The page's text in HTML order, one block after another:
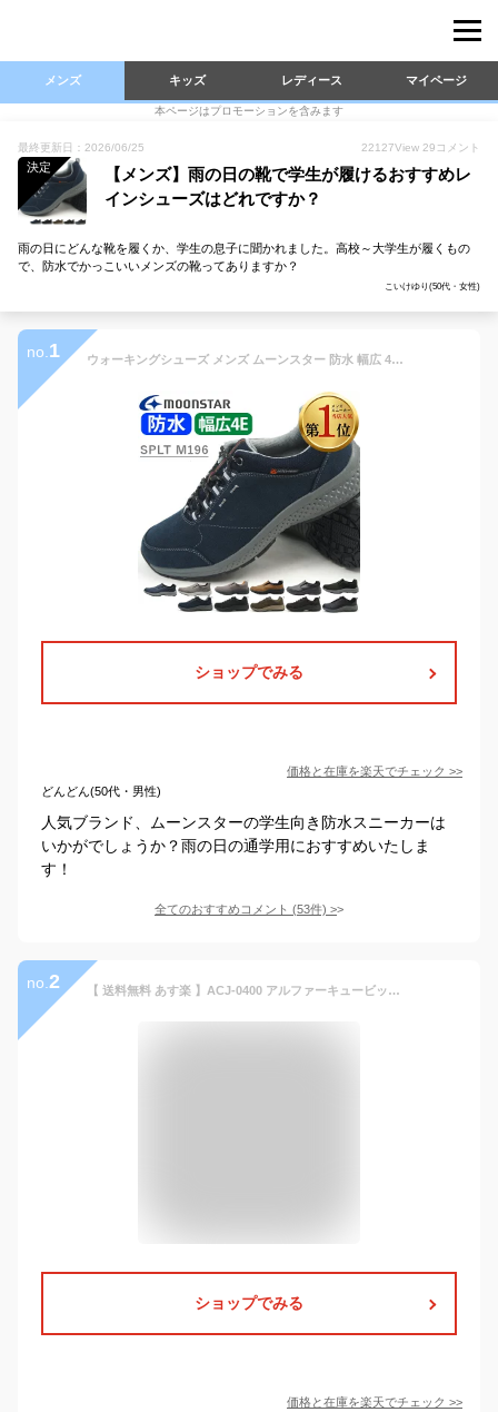
メンズ キッズ レディース マイページ
本ページはプロモーションを含みます
最終更新日：2026/06/25 22127View 29 コメント
決定
【メンズ】雨の日の靴で学生が履けるおすすめレ
インシューズはどれですか？
雨の日にどんな靴を履くか、学生の息子に聞かれました。高校～大学生が履くもの
で、防水でかっこいいメンズの靴ってありますか？
こいけゆり(50代・女性)
no. 1 ウォーキングシューズ メンズ ムーンスター 防水 幅広 4E 疲れない 外反母趾 スニーカー 靴 カジュアル サプリスト 黒 茶 紺 ブラック ブラウン カーキ ネイビー アウトドア 登山 MOONSTAR SPLT M196
ショップでみる
価格と在庫を楽天でチェック >>
どんどん(50代・男性)
人気ブランド、ムーンスターの学生向き防水スニーカーは
いかがでしょうか？雨の日の通学用におすすめいたしま
す！
全てのおすすめコメント (53件) >
no. 2 【 送料無料 あす楽 】ACJ-0400 アルファーキュービック スニーカー | 靴 メンズ タウンシューズ 紳士 男性 カジュアル ファッション 防水 クッション 通気性 紐 紐靴 イエロー アルファキュービック かっこいい 29 30
ショップでみる
価格と在庫を楽天でチェック >>